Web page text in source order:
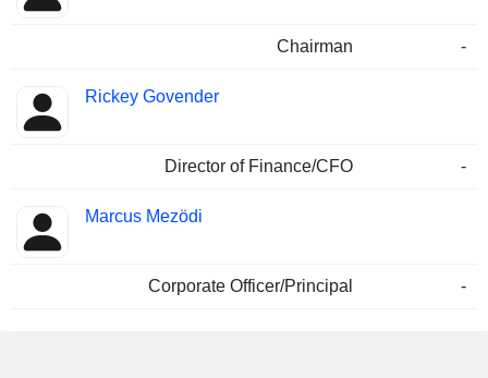
Chairman -
Rickey Govender
Director of Finance/CFO -
Marcus Mezödi
Corporate Officer/Principal -